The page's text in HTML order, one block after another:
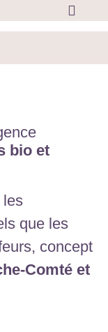
bio et
les
que les
concept
Comté et